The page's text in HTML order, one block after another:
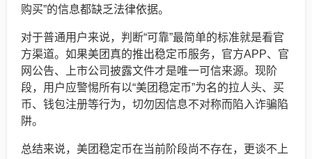
购买”的信息都缺乏法律依据。
对于普通用户来说，判断“可靠”最简单的标准就是看官
方渠道。如果美团真的推出稳定币服务，官方APP、官
网公告、上市公司披露文件才是唯一可信来源。现阶
段，用户应警惕所有以“美团稳定币”为名的拉人头、买
币、钱包注册等行为，切勿因信息不对称而陷入诈骗陷
阱。
总结来说，美团稳定币在当前阶段尚不存在，更谈不上